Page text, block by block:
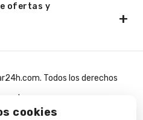
cookies
ofertas y
Todos los derechos